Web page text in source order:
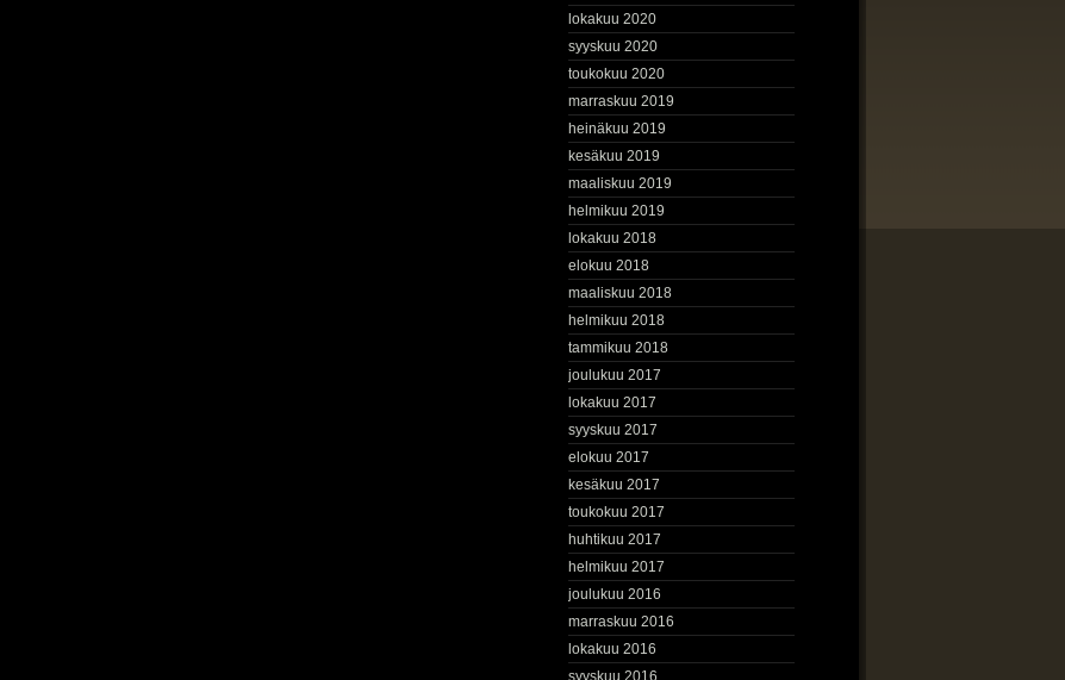
lokakuu 2020
syyskuu 2020
toukokuu 2020
marraskuu 2019
heinäkuu 2019
kesäkuu 2019
maaliskuu 2019
helmikuu 2019
lokakuu 2018
elokuu 2018
maaliskuu 2018
helmikuu 2018
tammikuu 2018
joulukuu 2017
lokakuu 2017
syyskuu 2017
elokuu 2017
kesäkuu 2017
toukokuu 2017
huhtikuu 2017
helmikuu 2017
joulukuu 2016
marraskuu 2016
lokakuu 2016
syyskuu 2016